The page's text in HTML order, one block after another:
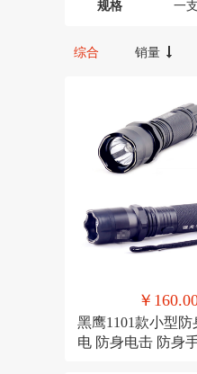
规格 一
综合 销量
￥
黑鹰1101款小型
电 防身电击 防身